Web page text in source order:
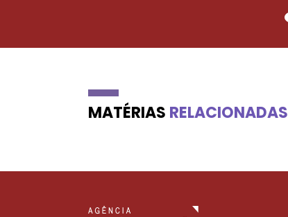
MATÉRIAS RELACIONADAS